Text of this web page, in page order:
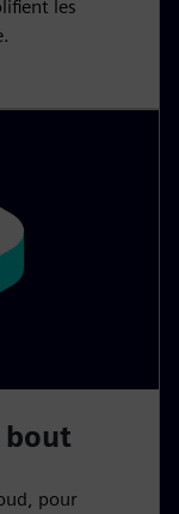
les
bout
pour